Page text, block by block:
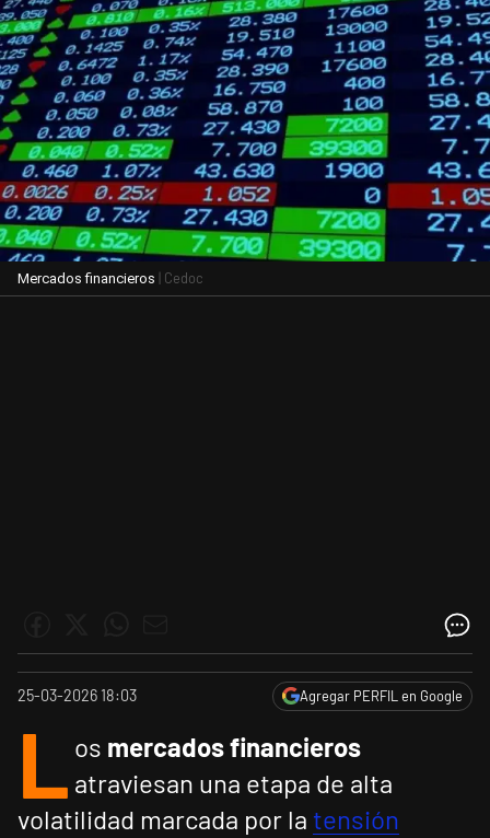
Mercados financieros | Cedoc
25-03-2026 18:03 Agregar PERFIL en Google
L os mercados financieros
atraviesan una etapa de alta
volatilidad marcada por la tensión